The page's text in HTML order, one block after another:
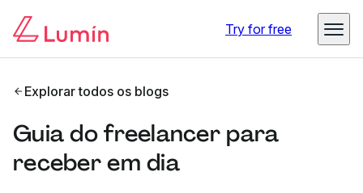
Try for free
Explorar todos os blogs
Guia do freelancer para
receber em dia